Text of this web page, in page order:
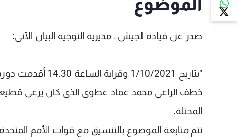
الموضوع
صدر عن قيادة الجيش ـ مديرية التوجيه البيان الآتي:
"بتاريخ 1/10/
خطف الراعي محمد عماد عطوي الذي كان يرعى قطيعا
المحتلة.
تتم متابعة الموضوع بالتنسيق مع قوات الأمم